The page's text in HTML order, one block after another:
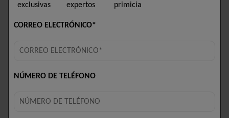
exclusivas
expertos
primicia
CORREO ELECTRÓNICO*
NÚMERO DE TELÉFONO